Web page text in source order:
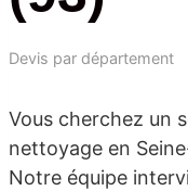
Devis par département
Vous cherchez un
nettoyage en
Notre équipe